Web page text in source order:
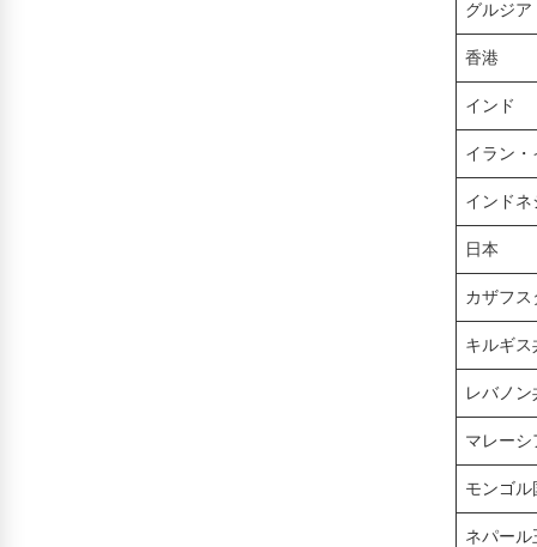
グルジア
香港
インド
イラン
インドネ
日本
カザフス
キルギス
レバノン
マレーシ
モンゴル
ネパール